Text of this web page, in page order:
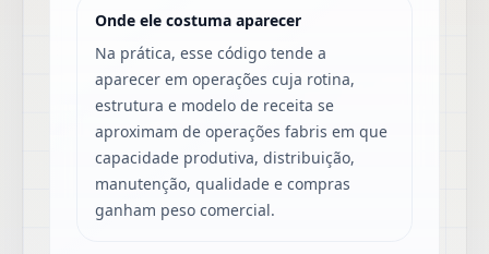
Onde ele costuma aparecer
Na prática, esse código tende a
aparecer em operações cuja rotina,
estrutura e modelo de receita se
aproximam de operações fabris em que
capacidade produtiva, distribuição,
manutenção, qualidade e compras
ganham peso comercial.